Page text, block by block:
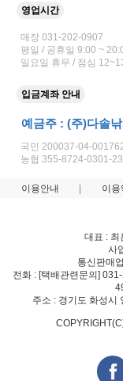
영업시간
매장 031-202-0907
평일 / 공휴일 9:00 ~
일요일 휴무 / 점심
입금계좌 안내
예금주 : (주)다솔
국민 200037-04-
농협 355-8724-0301-23
이용안내 이용
대표 : 최
사
통신판매
전화 : [택배관련문의]
주소 : 경기도 화성시